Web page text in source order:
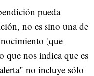
pueda
no es sino una de
(que
que nos indica que es
no incluye sólo